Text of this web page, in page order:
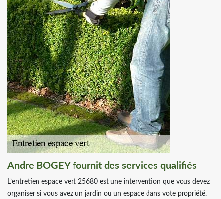
Andre BOGEY fournit des services qualifiés
L’entretien espace vert 25680 est une intervention que vous devez
organiser si vous avez un jardin ou un espace dans vote propriété.